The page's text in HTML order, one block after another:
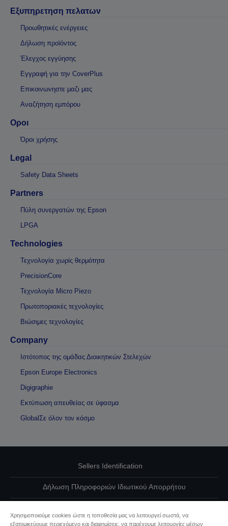
Εξυπηρετηση πελατων
Προωθητικές ενέργειες
Δήλωση προϊόντος
Έλεγχος εγγύησης
Εγγραφή για την CoverPlus
Επικοινωνηστε μαζι μας
Αναζήτηση εμπόρου
Οροι
Όροι χρήσης
Legal
Safety Data Sheets
Partners
Πύλη συνεργατών της Epson
LPGA
Technologies
Τεχνολογία χωρίς θερμότητα
PrecisionCore
Τεχνολογία Micro Piezo
Πρωτοποριακές τεχνολογίες
Βιώσιμες τεχνολογίες
Company
Ιστότοπος της ομάδας Διοικητικών Στελεχών
Epson Europe Electronics
Digigraphie
Εκτύπωση απευθείας σε ύφασμα
GlobalΣε όλον τον κόσμο
Sellers Identification
Δήλωση Πληροφοριών Ιδιωτικού Απορρήτου
Χρησιμοποιούμε cookies ώστε η τοποθεσία μας να λειτουργεί σωστά, να
εξατομικεύουμε περιεχόμενο και διαφημίσεις, να παρέχουμε λειτουργίες μέσων